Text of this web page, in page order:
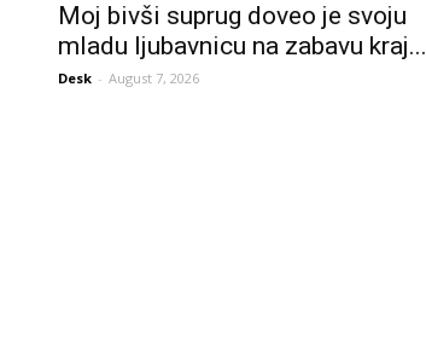
Moj bivši suprug doveo je svoju
mladu ljubavnicu na zabavu kraj...
Desk - August 7, 2026